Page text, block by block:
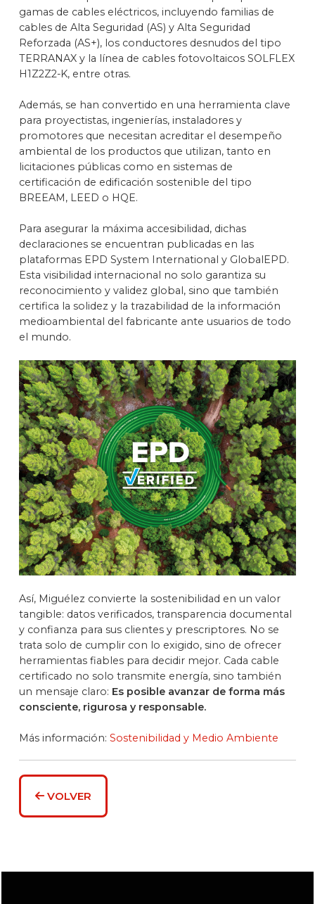
gamas de cables eléc­tricos, incluyendo familias de
cables de Alta Seguridad (AS) y Alta Seguridad
Reforza­da (AS+), los conductores desnudos del tipo
TERRANAX y la línea de cables fotovoltai­cos SOLFLEX
H1Z2Z2-K, entre otras.
Además, se han convertido en una herramienta clave
para proyectistas, ingenierías, instaladores y
promotores que necesitan acreditar el desempeño
ambiental de los productos que utilizan, tanto en
licitaciones públicas como en sistemas de
certificación de edificación sostenible del tipo
BREEAM, LEED o HQE.
Para asegurar la máxima accesibilidad, dichas
declaraciones se encuentran publicadas en las
plataformas EPD System International y GlobalEPD.
Esta visibilidad internacional no solo garantiza su
reconocimiento y validez global, sino que también
certifica la solidez y la trazabilidad de la información
medioambiental del fabricante ante usuarios de todo
el mundo.
Así, Miguélez convierte la sostenibilidad en un valor
tangible: datos verificados, transparencia documental
y confianza para sus clientes y prescriptores. No se
trata solo de cumplir con lo exigido, sino de ofrecer
herramientas fiables para decidir mejor. Cada cable
certificado no solo transmite energía, sino también
un mensaje claro: Es posible avanzar de forma más
consciente, rigurosa y responsable.
Más información: Sostenibilidad y Medio Ambiente
VOLVER